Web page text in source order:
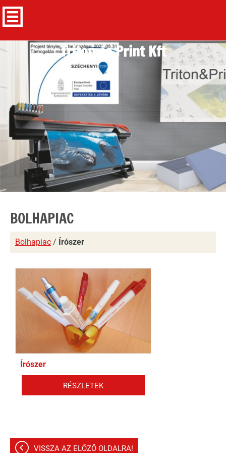
Triton és Print Kft
BOLHAPIAC
Bolhapiac / Írószer
Írószer
RÉSZLETEK
VISSZA AZ ELŐZŐ OLDALRA!